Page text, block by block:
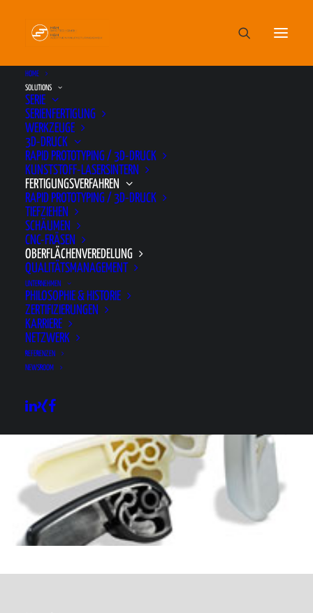
HOME
SOLUTIONS
SERIE
SERIENFERTIGUNG
WERKZEUGE
3D-DRUCK
RAPID PROTOTYPING / 3D-DRUCK
KUNSTSTOFF-LASERSINTERN
FERTIGUNGSVERFAHREN
RAPID PROTOTYPING / 3D-DRUCK
TIEFZIEHEN
SCHÄUMEN
CNC-FRÄSEN
OBERFLÄCHENVEREDELUNG
QUALITÄTSMANAGEMENT
UNTERNEHMEN
PHILOSOPHIE & HISTORIE
ZERTIFIZIERUNGEN
KARRIERE
NETZWERK
REFERENZEN
NEWSROOM
OBERFLÄCHENVEREDELUNG
Hochwertige, optisch ansprechende
Oberflächen sind für Teile im Sichtbereich enorm
wichtig. Deswegen bieten wir Ihnen
verschiedene Verfahren an, um schon an Ihrem
Modell erkennbar zu machen, welche Oberfläche
gut aussieht und Ihren Wünschen entspricht.